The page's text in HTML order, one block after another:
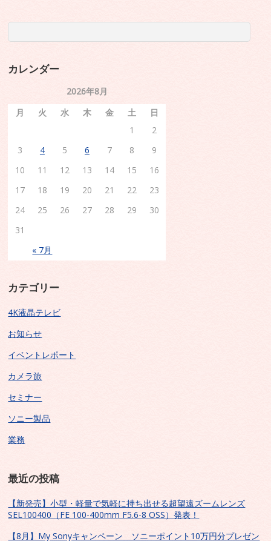
カレンダー
2026年8月
月
火 水 木 金 土 日
« 7月
1
2
3
4 5 6 7 8
9
10
11 12 13 14 15
16
17
18 19 20 21 22
23
24
25 26 27 28 29
30
31
カテゴリー
4K液晶テレビ
お知らせ
イベントレポート
カメラ旅
セミナー
ソニー製品
業務
最近の投稿
【新発売】小型・軽量で気軽に持ち出せる超望遠ズームレンズ
SEL100400（FE 100-400mm F5.6-8 OSS）発表！
【8月】My Sonyキャンペーン ソニーポイント10万円分プレゼン